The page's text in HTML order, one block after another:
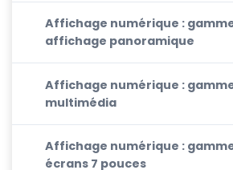
Affichage numérique :
affichage panoramique
Affichage numérique :
multimédia
Affichage numérique :
écrans 7 pouces